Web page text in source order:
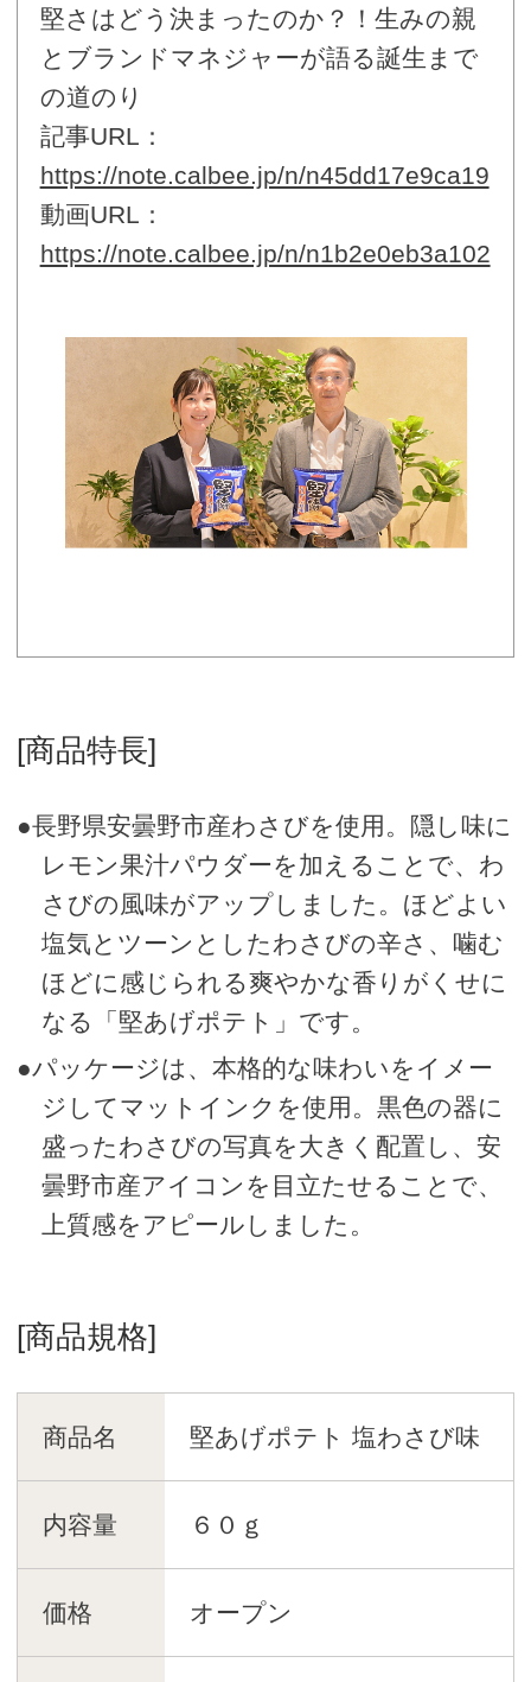
堅さはどう決まったのか？！生みの親
とブランドマネジャーが語る誕生まで
の道のり
記事URL：
https://note.calbee.jp/n/n45dd17e9ca19
動画URL：
https://note.calbee.jp/n/n1b2e0eb3a102
[商品特長]
●長野県安曇野市産わさびを使用。隠し味に
レモン果汁パウダーを加えることで、わ
さびの風味がアップしました。ほどよい
塩気とツーンとしたわさびの辛さ、噛む
ほどに感じられる爽やかな香りがくせに
なる「堅あげポテト」です。
●パッケージは、本格的な味わいをイメー
ジしてマットインクを使用。黒色の器に
盛ったわさびの写真を大きく配置し、安
曇野市産アイコンを目立たせることで、
上質感をアピールしました。
[商品規格]
商品名 堅あげポテト 塩わさび味
内容量 ６０ｇ
価格 オープン